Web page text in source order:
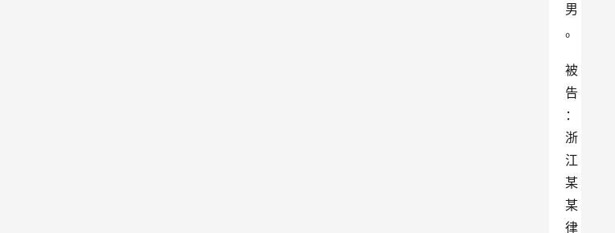
男
。
被
告
：
浙
江
某
某
律